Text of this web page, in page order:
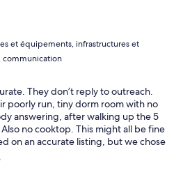
et équipements, infrastructures et
communication
They don’t reply to outreach.
poorly run, tiny dorm room with no
answering, after walking up the 5
no cooktop. This might all be fine
on an accurate listing, but we chose
they delivered. Also stayed at a
and accurately listed.